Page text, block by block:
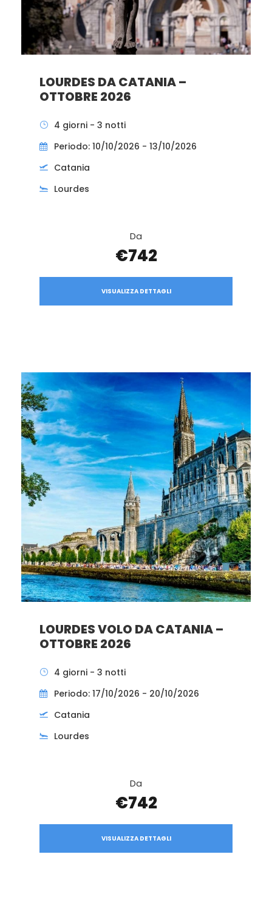
LOURDES DA CATANIA –
OTTOBRE 2026
4 giorni - 3 notti
Periodo: 10/10/2026 - 13/10/2026
Catania
Lourdes
Da
€742
VISUALIZZA DETTAGLI
LOURDES VOLO DA CATANIA –
OTTOBRE 2026
4 giorni - 3 notti
Periodo: 17/10/2026 - 20/10/2026
Catania
Lourdes
Da
€742
VISUALIZZA DETTAGLI